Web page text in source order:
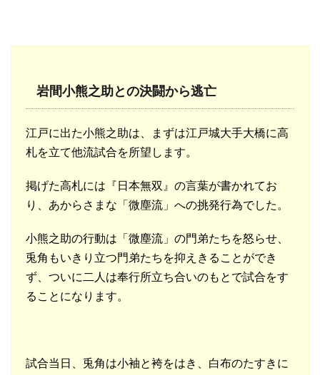
岩間小熊之助との決闘から逃亡
江戸に出た小熊之助は、まずは江戸城大手大橋に高
札を立て他流試合を所望します。
掲げた高札には『日本無双』の言葉が書かれてお
り、あからさまな「微塵流」への挑発行為でした。
小熊之助の行動は「微塵流」の門弟たちを怒らせ、
兎角もいきり立つ門弟たちを抑えきることができ
ず、ついに二人は奉行所立ち合いのもとで試合をす
ることになります。
試合当日、兎角は小袖と袴をはき、白布のたすきに